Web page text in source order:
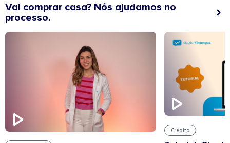
Vai comprar casa? Nós ajudamos no
processo.
Crédito